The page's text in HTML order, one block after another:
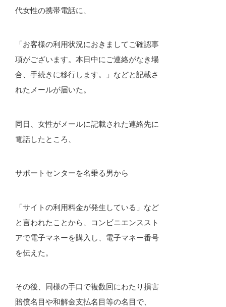
代女性の携帯電話に、
「お客様の利用状況におきましてご確認事
項がございます。本日中にご連絡がなき場
合、手続きに移行します。」などと記載さ
れたメールが届いた。
同日、女性がメールに記載された連絡先に
電話したところ、
サポートセンターを名乗る男から
「サイトの利用料金が発生している」など
と言われたことから、コンビニエンススト
アで電子マネーを購入し、電子マネー番号
を伝えた。
その後、同様の手口で複数回にわたり損害
賠償名目や和解金支払名目等の名目で、